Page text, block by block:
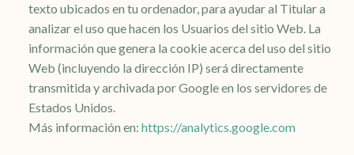
texto ubicados en tu ordenador, para ayudar al Titular a
analizar el uso que hacen los Usuarios del sitio Web. La
información que genera la cookie acerca del uso del sitio
Web (incluyendo la dirección IP) será directamente
transmitida y archivada por Google en los servidores de
Estados Unidos.
Más información en: https://analytics.google.com